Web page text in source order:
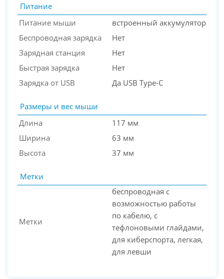
Питание
Питание мыши
встроенный аккумулятор
Беспроводная зарядка
Нет
Зарядная станция
Нет
Быстрая зарядка
Нет
Зарядка от USB
Да USB Type-C
Размеры и вес мыши
Длина
117 мм
Ширина
63 мм
Высота
37 мм
Метки
Метки
беспроводная с
возможностью работы
по кабелю, с
тефлоновыми глайдами,
для киберспорта, легкая,
для левши